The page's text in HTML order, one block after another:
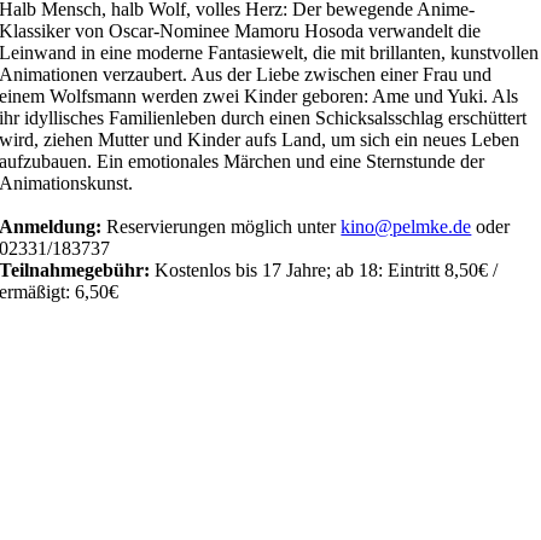
Halb Mensch, halb Wolf, volles Herz: Der bewegende Anime-
Klassiker von Oscar-Nominee Mamoru Hosoda verwandelt die
Leinwand in eine moderne Fantasiewelt, die mit brillanten, kunstvollen
Animationen verzaubert. Aus der Liebe zwischen einer Frau und
einem Wolfsmann werden zwei Kinder geboren: Ame und Yuki. Als
ihr idyllisches Familienleben durch einen Schicksalsschlag erschüttert
wird, ziehen Mutter und Kinder aufs Land, um sich ein neues Leben
aufzubauen. Ein emotionales Märchen und eine Sternstunde der
Animationskunst.
Anmeldung: Reservierungen möglich unterkino@pelmke.de oder
02331/183737
Teilnahmegebühr: Kostenlos bis 17 Jahre; ab 18:Eintritt 8,50€ /
ermäßigt: 6,50€